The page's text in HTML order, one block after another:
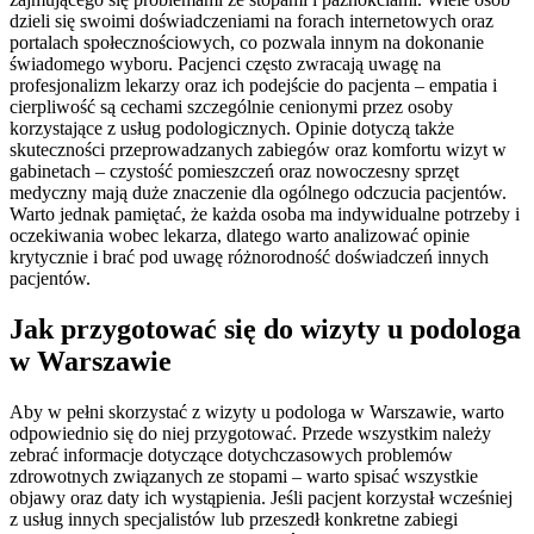
dzieli się swoimi doświadczeniami na forach internetowych oraz
portalach społecznościowych, co pozwala innym na dokonanie
świadomego wyboru. Pacjenci często zwracają uwagę na
profesjonalizm lekarzy oraz ich podejście do pacjenta – empatia i
cierpliwość są cechami szczególnie cenionymi przez osoby
korzystające z usług podologicznych. Opinie dotyczą także
skuteczności przeprowadzanych zabiegów oraz komfortu wizyt w
gabinetach – czystość pomieszczeń oraz nowoczesny sprzęt
medyczny mają duże znaczenie dla ogólnego odczucia pacjentów.
Warto jednak pamiętać, że każda osoba ma indywidualne potrzeby i
oczekiwania wobec lekarza, dlatego warto analizować opinie
krytycznie i brać pod uwagę różnorodność doświadczeń innych
pacjentów.
Jak przygotować się do wizyty u podologa
w Warszawie
Aby w pełni skorzystać z wizyty u podologa w Warszawie, warto
odpowiednio się do niej przygotować. Przede wszystkim należy
zebrać informacje dotyczące dotychczasowych problemów
zdrowotnych związanych ze stopami – warto spisać wszystkie
objawy oraz daty ich wystąpienia. Jeśli pacjent korzystał wcześniej
z usług innych specjalistów lub przeszedł konkretne zabiegi